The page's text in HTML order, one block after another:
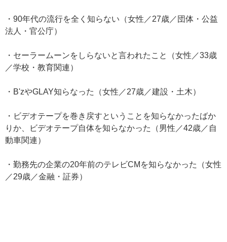
・90年代の流行を全く知らない（女性／27歳／団体・公益
法人・官公庁）
・セーラームーンをしらないと言われたこと（女性／33歳
／学校・教育関連）
・B'zやGLAY知らなった（女性／27歳／建設・土木）
・ビデオテープを巻き戻すということを知らなかったばか
りか、ビデオテープ自体を知らなかった（男性／42歳／自
動車関連）
・勤務先の企業の20年前のテレビCMを知らなかった（女性
／29歳／金融・証券）